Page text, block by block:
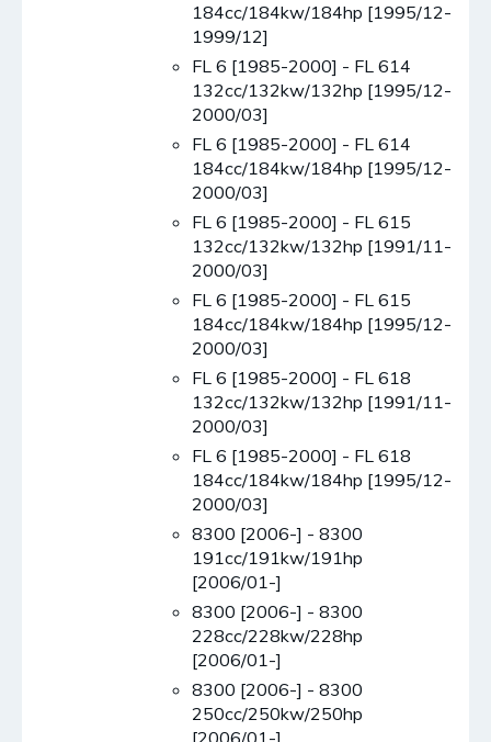
184cc/184kw/184hp [1995/12-
1999/12]
FL 6 [1985-2000] - FL 614
132cc/132kw/132hp [1995/12-
2000/03]
FL 6 [1985-2000] - FL 614
184cc/184kw/184hp [1995/12-
2000/03]
FL 6 [1985-2000] - FL 615
132cc/132kw/132hp [1991/11-
2000/03]
FL 6 [1985-2000] - FL 615
184cc/184kw/184hp [1995/12-
2000/03]
FL 6 [1985-2000] - FL 618
132cc/132kw/132hp [1991/11-
2000/03]
FL 6 [1985-2000] - FL 618
184cc/184kw/184hp [1995/12-
2000/03]
8300 [2006-] - 8300
191cc/191kw/191hp
[2006/01-]
8300 [2006-] - 8300
228cc/228kw/228hp
[2006/01-]
8300 [2006-] - 8300
250cc/250kw/250hp
[2006/01-]